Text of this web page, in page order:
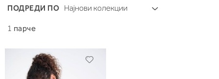
1 парче
ПОДРЕДИ ПО